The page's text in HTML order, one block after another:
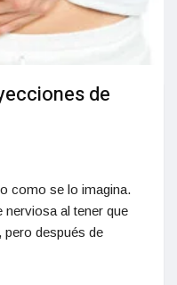
de
como se lo imagina.
nerviosa al tener que
después de